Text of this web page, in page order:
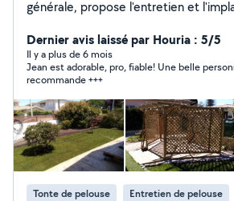
générale, propose l'entretien et
et élagage. .J'ai 65 ans et retraité, disponible
conseille à l'occasion.
Dernier avis laissé par Houria : 5/5
Il y a plus de 6 mois
Jean est adorable, pro, fiable! Une belle
recommande +++
Tonte de pelouse Entretien de pelouse